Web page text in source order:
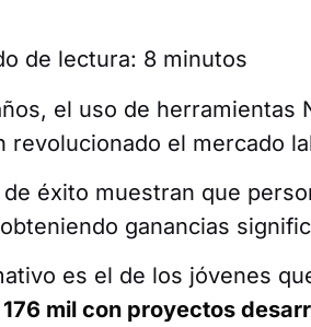
de lectura: 8 minutos
el uso de herramientas
revolucionado el mercado
éxito muestran que
ganancias
es el de los jóvenes
mil con proyectos